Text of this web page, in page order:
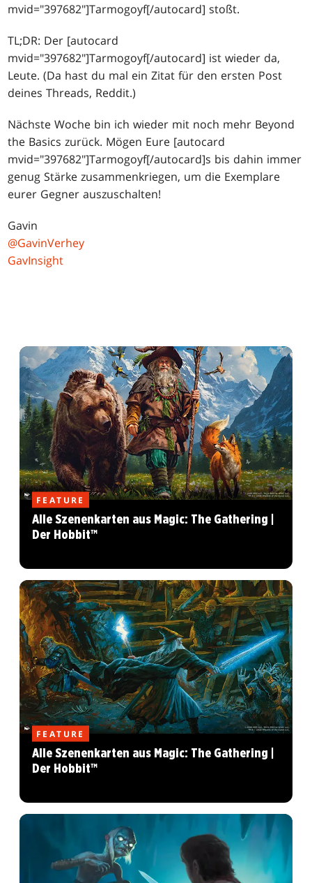
mvid="397682"]Tarmogoyf[/autocard] stoßt.
TL;DR: Der [autocard
mvid="397682"]Tarmogoyf[/autocard] ist wieder da,
Leute. (Da hast du mal ein Zitat für den ersten Post
deines Threads, Reddit.)
Nächste Woche bin ich wieder mit noch mehr Beyond
the Basics zurück. Mögen Eure [autocard
mvid="397682"]Tarmogoyf[/autocard]s bis dahin immer
genug Stärke zusammenkriegen, um die Exemplare
eurer Gegner auszuschalten!
Gavin
@GavinVerhey
GavInsight
FEATURE
Alle Szenenkarten aus Magic: The Gathering |
Der Hobbit™
FEATURE
Alle Szenenkarten aus Magic: The Gathering |
Der Hobbit™